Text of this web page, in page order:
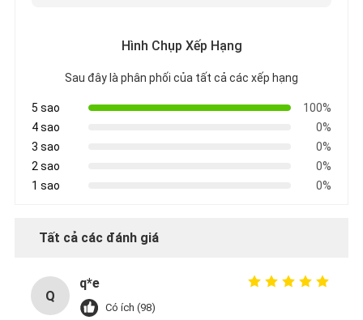
Hình Chụp Xếp Hạng
Sau đây là phân phối của tất cả các xếp hạng
5 sao
100%
4 sao
0%
3 sao
0%
2 sao
0%
1 sao
0%
Tất cả các đánh giá
Q
q*e
Có ích (98)